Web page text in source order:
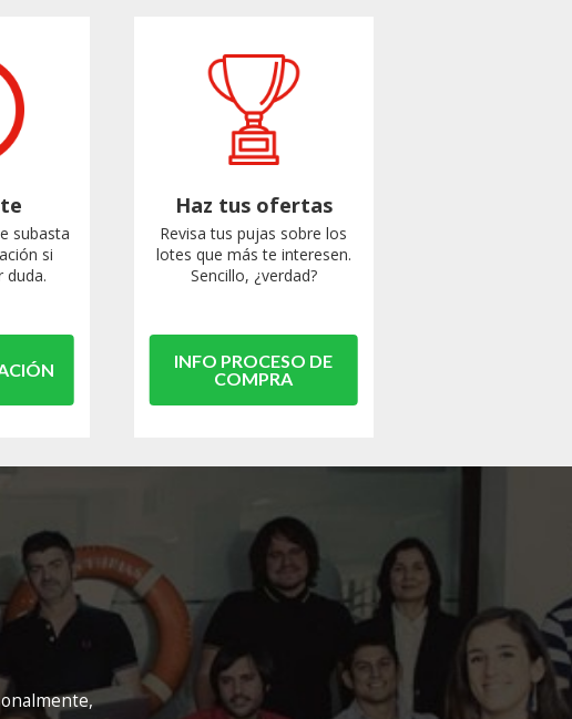
subasta
si
duda.
Haz tus ofertas
Revisa tus pujas sobre los
lotes que más te interesen.
Sencillo, ¿verdad?
INFO PROCESO DE
COMPRA